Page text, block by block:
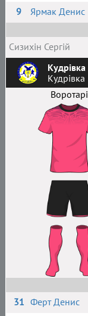
9
Ярмак Денис
Сизихін Сергій
Кудрівка
Кудрівка
Воротарі
31 Ферт Денис